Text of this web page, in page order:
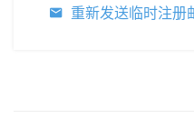
重新发送临时注册